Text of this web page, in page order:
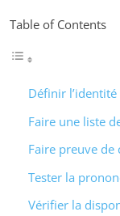
Table of Contents
Définir
Faire une liste
Faire preuve de
Tester la
Vérifier la